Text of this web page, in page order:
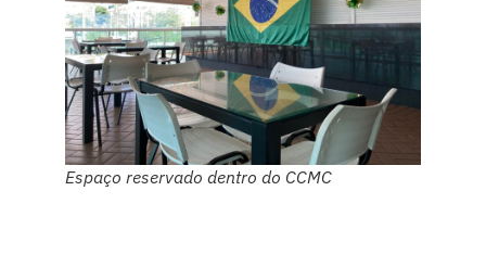
Espaço reservado dentro do CCMC